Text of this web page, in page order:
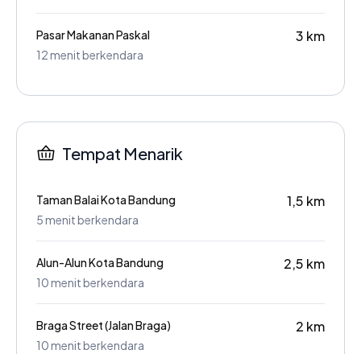
Pasar Makanan Paskal
12 menit berkendara
3 km
Tempat Menarik
Taman Balai Kota Bandung
5 menit berkendara
1,5 km
Alun-Alun Kota Bandung
10 menit berkendara
2,5 km
Braga Street (Jalan Braga)
10 menit berkendara
2 km